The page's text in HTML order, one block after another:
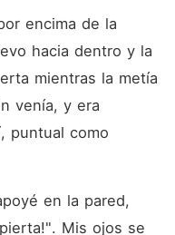
encima de la
hacia dentro y la
mientras la metía
venía, y era
puntual como
en la pared,
Mis ojos se